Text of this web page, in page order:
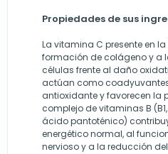
Propiedades de sus
La vitamina C presente en
formación de colágeno y a
células frente al daño
actúan como
antioxidante y favorecen la
complejo de vitaminas B (B1,
ácido pantoténico)
energético normal, al
nervioso y a la reducción